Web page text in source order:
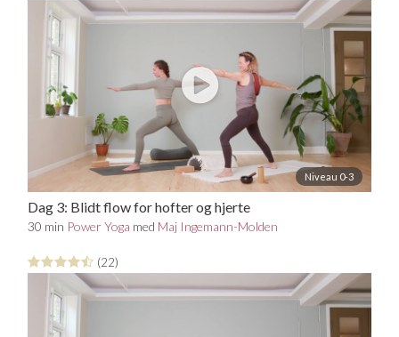
Niveau 0-3
Dag 3: Blidt flow for hofter og hjerte
30 min Power Yoga med Maj Ingemann-Molden
(22)